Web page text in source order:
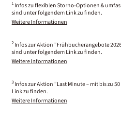
1 Infos zu flexiblen Storno-Optionen &
sind unter folgendem Link zu finden.
Weitere Informationen
2 Infos zur Aktion "Frühbucherangebote
sind unter folgendem Link zu finden.
Weitere Informationen
3 Infos zur Aktion "Last Minute – mit bis zu
Link zu finden.
Weitere Informationen